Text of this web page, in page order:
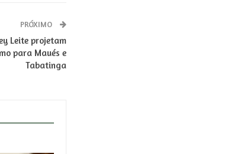
PRÓXIMO
Leite projetam
para Maués e
Tabatinga